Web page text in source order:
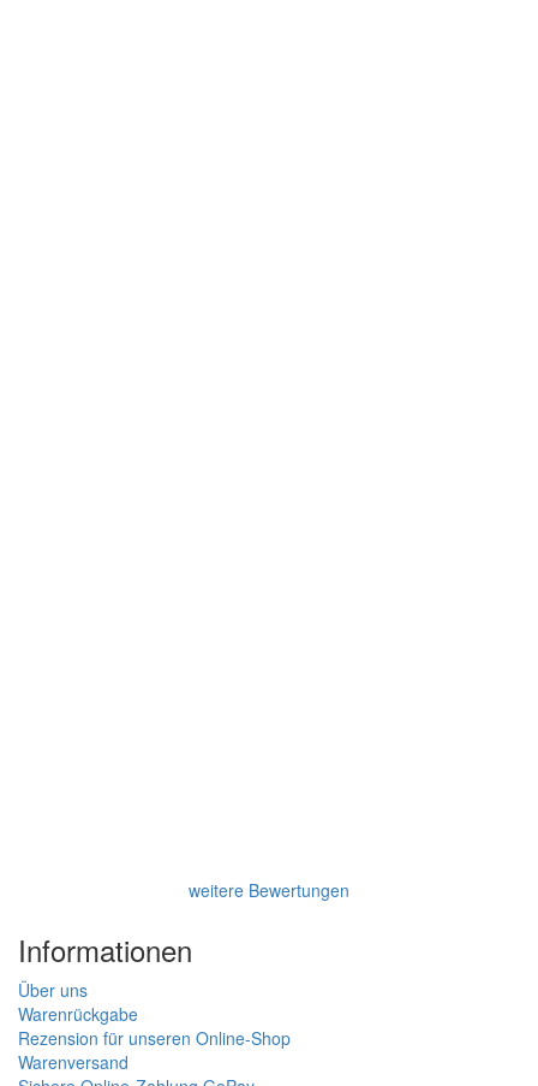
weitere Bewertungen
Informationen
Über uns
Warenrückgabe
Rezension für unseren Online-Shop
Warenversand